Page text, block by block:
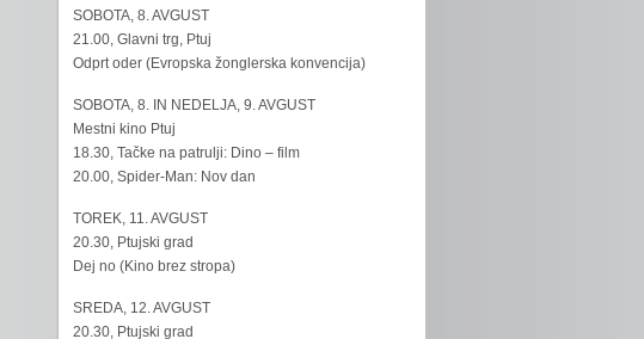
SOBOTA, 8. AVGUST
21.00, Glavni trg, Ptuj
Odprt oder (Evropska žonglerska konvencija)
SOBOTA, 8. IN NEDELJA, 9. AVGUST
Mestni kino Ptuj
18.30, Tačke na patrulji: Dino – film
20.00, Spider-Man: Nov dan
TOREK, 11. AVGUST
20.30, Ptujski grad
Dej no (Kino brez stropa)
SREDA, 12. AVGUST
20.30, Ptujski grad